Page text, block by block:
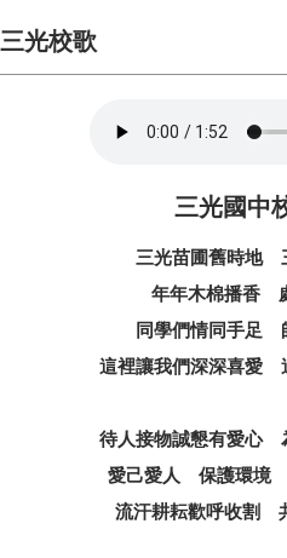
三光校歌
三光國中
三光苗圃舊時地
年年木棉播香
同學們情同手足
這裡讓我們深深喜愛
待人接物誠懇有愛心
愛己愛人 保護環境
流汗耕耘歡呼收割